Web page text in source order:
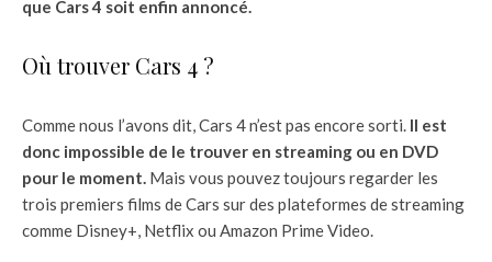
que Cars 4 soit enfin annoncé.
Où trouver Cars 4 ?
Comme nous l’avons dit, Cars 4 n’est pas encore sorti. Il est
donc impossible de le trouver en streaming ou en DVD
pour le moment. Mais vous pouvez toujours regarder les
trois premiers films de Cars sur des plateformes de streaming
comme Disney+, Netflix ou Amazon Prime Video.